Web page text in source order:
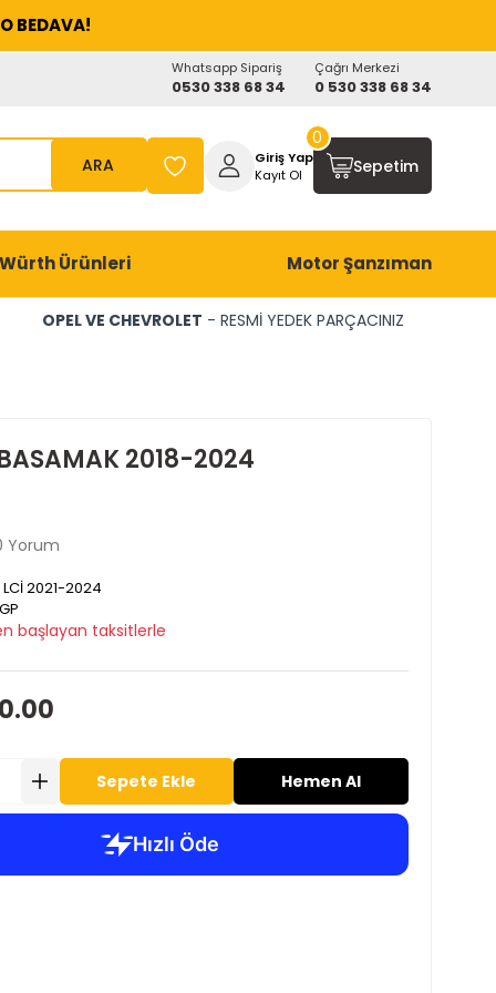
BEDAVA!
Whatsapp Sipariş
0530 338 68 34
Çağrı Merkezi
0 530 338 68 34
ARA
Giriş Yap
Kayıt Ol
Sepetim
0
Würth Ürünleri Motor Şanzıman
OPEL VE CHEVROLET - RESMİ YEDEK PARÇACINIZ
2018-2024
Yorum
LCİ 2021-2024
başlayan taksitlerle
Sepete Ekle Hemen Al